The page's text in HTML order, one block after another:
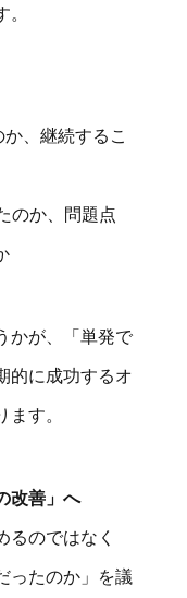
、継続するこ
のか、問題点
かが、「単発で
的に成功するオ
す。
改善」へ
るのではなく
ったのか」を議